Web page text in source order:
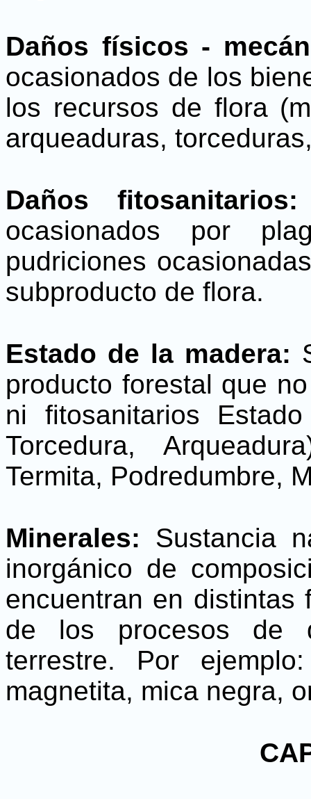
Daños físicos -
ocasionados de los
los recursos de flora
arqueaduras,
Daños fitosanitarios:
ocasionados por
pudriciones
subproducto de flora.
Estado de la madera:
producto forestal que
ni fitosanitarios
Torcedura,
Termita, Podredumbre,
Minerales: Sustancia
inorgánico de
encuentran en distintas
de los procesos de
terrestre. Por
magnetita, mica negra,